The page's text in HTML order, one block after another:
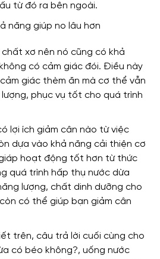
từ đó ra bên ngoài.
năng giúp no lâu hơn
xơ nên nó cũng có khả
có cảm giác đói. Điều này
giác thèm ăn mà cơ thể vẫn
phục vụ tốt cho quá trình
lợi ích giảm cân nào từ việc
dựa vào khả năng cải thiện cơ
hoạt động tốt hơn từ thức
quá trình hấp thụ nước dừa
lượng, chất dinh dưỡng cho
có thể giúp bạn giảm cân
trên, câu trả lời cuối cùng cho
có béo không?, uống nước